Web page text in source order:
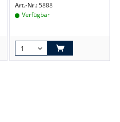
Art.-Nr.:5888
Verfügbar